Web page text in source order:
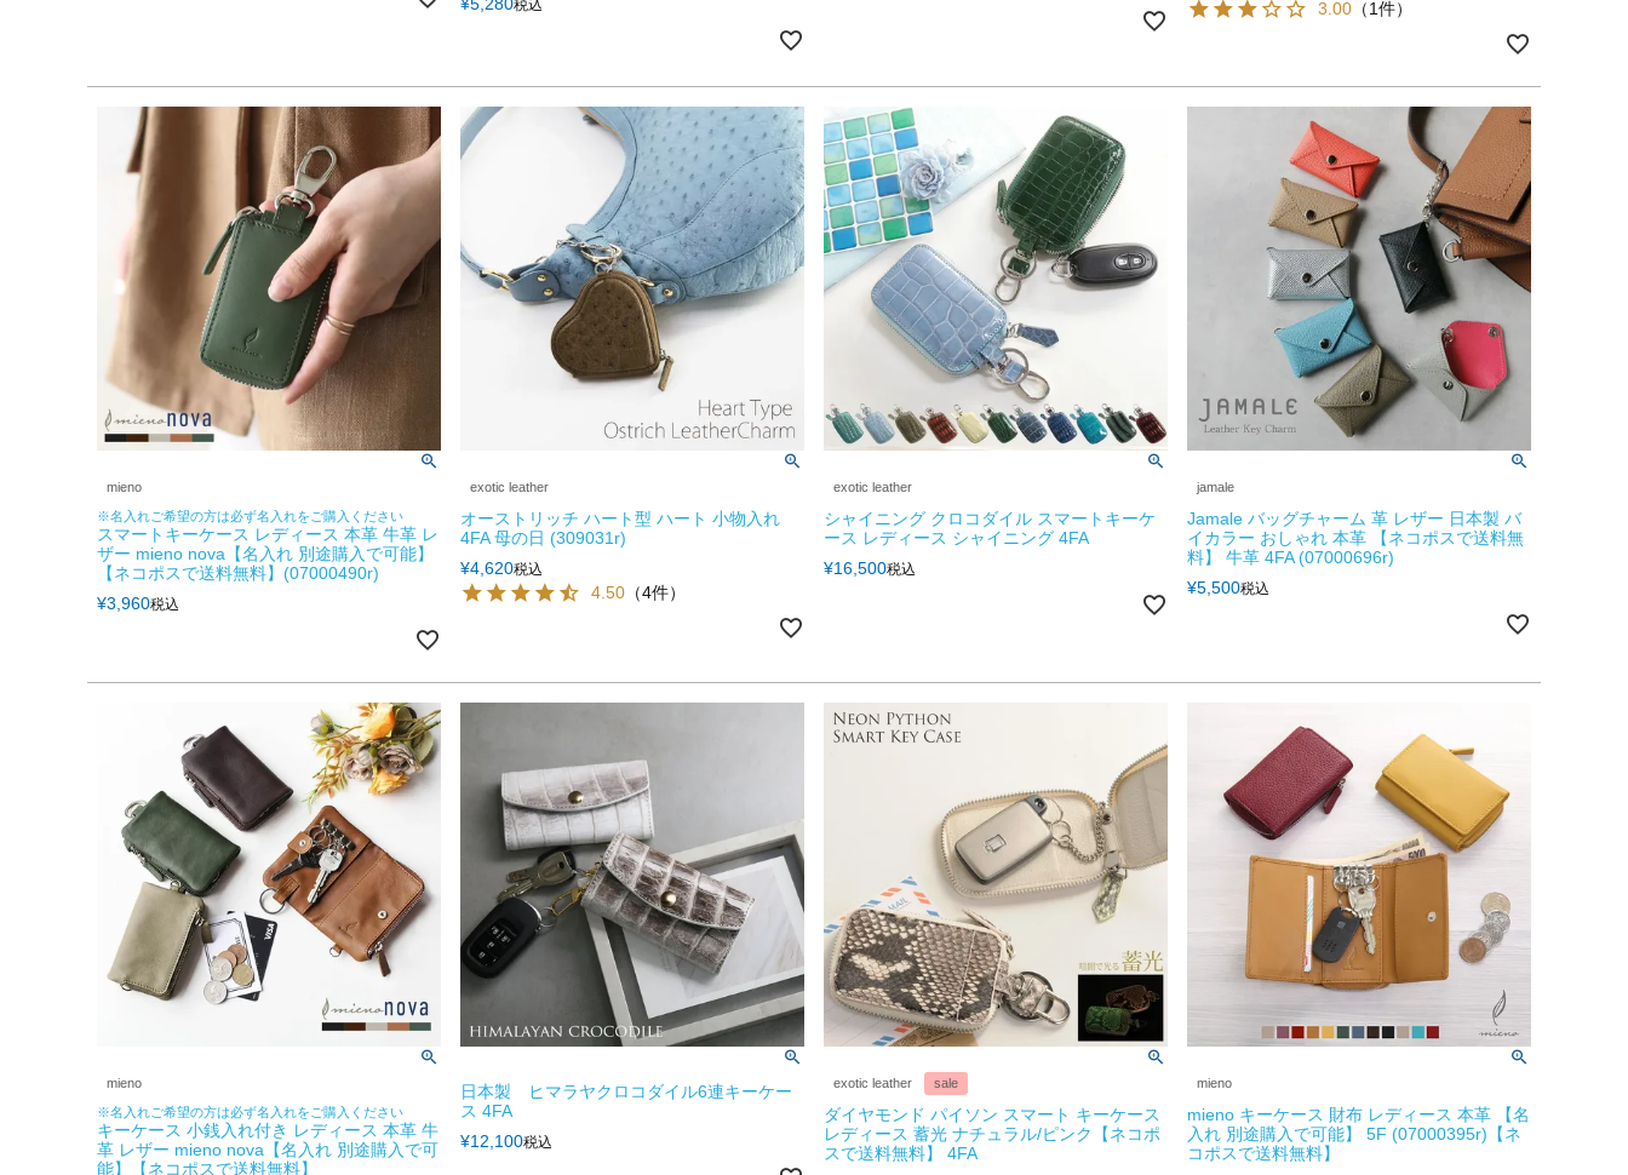
税込 3.00 （1件）
mieno
※名入れご希望の方は必ず名入れをご購入ください
スマートキーケース レディース 本革 牛革 レ
ザー mieno nova【名入れ 別途購入で可能】
【ネコポスで送料無料】(07000490r)
¥3,960税込
exotic leather
オーストリッチ ハート型 ハート 小物入れ
4FA 母の日 (309031r)
¥4,620税込
4.50 （4件）
exotic leather
シャイニング クロコダイル スマートキーケ
ース レディース シャイニング 4FA
¥16,500税込
jamale
Jamale バッグチャーム 革 レザー 日本製 バ
イカラー おしゃれ 本革 【ネコポスで送料無
料】 牛革 4FA (07000696r)
¥5,500税込
mieno
※名入れご希望の方は必ず名入れをご購入ください
キーケース 小銭入れ付き レディース 本革 牛
革 レザー mieno nova【名入れ 別途購入で可
能】【ネコポスで送料無料】
日本製 ヒマラヤクロコダイル6連キーケー
ス 4FA
¥12,100税込
exotic leather sale
ダイヤモンド パイソン スマート キーケース
レディース 蓄光 ナチュラル/ピンク【ネコポ
スで送料無料】 4FA
mieno
mieno キーケース 財布 レディース 本革 【名
入れ 別途購入で可能】 5F (07000395r)【ネ
コポスで送料無料】